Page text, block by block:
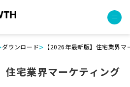
ルティング
ダウンロード> 【2026年最新版】住宅業界
住宅業界マーケティング